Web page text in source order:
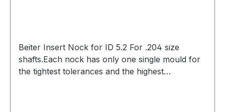
Beiter Insert Nock for ID 5.2 For .204 size
shafts.Each nock has only one single mould for
the tightest tolerances and the highest